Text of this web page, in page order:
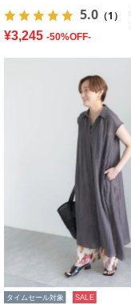
5.0 （1）
¥3,245 -50%OFF-
タイムセール対象 SALE